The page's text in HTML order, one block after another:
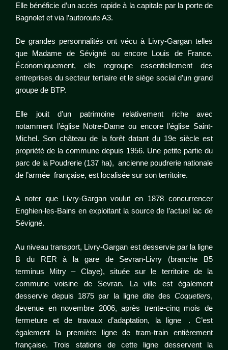
Elle bénéficie d’un accès rapide à la capitale par la porte de
Bagnolet et via l’autoroute A3.
De grandes personnalités ont vécu à Livry-Gargan telles
que Madame de Sévigné ou encore Louis de France.
Économiquement, elle regroupe essentiellement des
entreprises du secteur tertiaire et le siège social d’un grand
groupe de BTP.
Elle jouit d’un patrimoine relativement riche avec
notamment l’église Notre-Dame ou encore l’église Saint-
Michel. Son château de la forêt datant du 19e siècle est
propriété de la commune depuis 1956. Une petite partie du
parc de la Poudrerie (137 ha), ancienne poudrerie nationale
de l’armée française, est localisée sur son territoire.
A noter que Livry-Gargan voulut en 1878 concurrencer
Enghien-les-Bains en exploitant la source de l’actuel lac de
Sévigné.
Au niveau transport, Livry-Gargan est desservie par la ligne
B du RER à la gare de Sevran-Livry (branche B5
terminus Mitry – Claye), située sur le territoire de la
commune voisine de Sevran. La ville est également
desservie depuis 1875 par la ligne dite des Coquetiers,
devenue en novembre 2006, après trente-cinq mois de
fermeture et de travaux d’adaptation, la ligne . C’est
également la première ligne de tram-train entièrement
française. Trois stations de cette ligne desservent la